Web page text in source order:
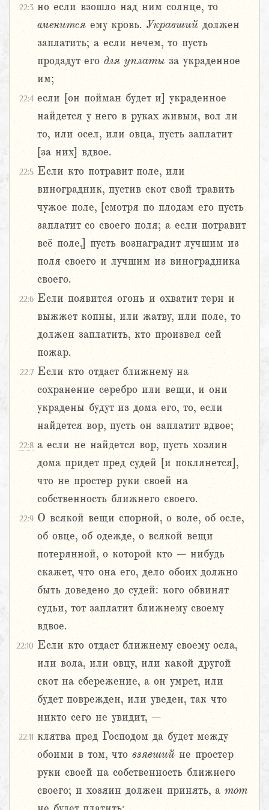
22:3 но если взошло над ним солнце, то
вменится ему кровь. Укравший должен
заплатить; а если нечем, то пусть
продадут его для уплаты за украденное
им;
22:4 если [он пойман будет и] украденное
найдется у него в руках живым, вол ли
то, или осел, или овца, пусть заплатит
[за них] вдвое.
22:5 Если кто потравит поле, или
виноградник, пустив скот свой травить
чужое поле, [смотря по плодам его пусть
заплатит со своего поля; а если потравит
всё поле,] пусть вознаградит лучшим из
поля своего и лучшим из виноградника
своего.
22:6 Если появится огонь и охватит терн и
выжжет копны, или жатву, или поле, то
должен заплатить, кто произвел сей
пожар.
22:7 Если кто отдаст ближнему на
сохранение серебро или вещи, и они
украдены будут из дома его, то, если
найдется вор, пусть он заплатит вдвое;
22:8 а если не найдется вор, пусть хозяин
дома придет пред судей [и поклянется],
что не простер руки своей на
собственность ближнего своего.
22:9 О всякой вещи спорной, о воле, об осле,
об овце, об одежде, о всякой вещи
потерянной, о которой кто – нибудь
скажет, что она его, дело обоих должно
быть доведено до судей: кого обвинят
судьи, тот заплатит ближнему своему
вдвое.
22:10 Если кто отдаст ближнему своему осла,
или вола, или овцу, или какой другой
скот на сбережение, а он умрет, или
будет поврежден, или уведен, так что
никто сего не увидит, –
22:11 клятва пред Господом да будет между
обоими в том, что взявший не простер
руки своей на собственность ближнего
своего; и хозяин должен принять, а тот